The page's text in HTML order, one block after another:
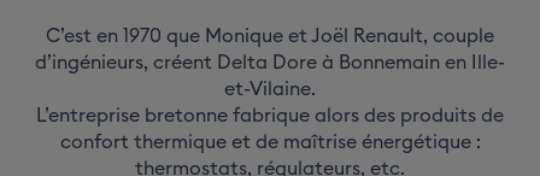
C’est en 1970 que Monique et Joël Renault, couple
d’ingénieurs, créent Delta Dore à Bonnemain en Ille-
et-Vilaine.
L’entreprise bretonne fabrique alors des produits de
confort thermique et de maîtrise énergétique :
thermostats, régulateurs, etc.